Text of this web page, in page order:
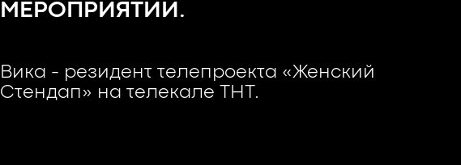
МЕРОПРИЯТИИ.
Вика - резидент телепроекта «Женский
Стендап» на телекале ТНТ.